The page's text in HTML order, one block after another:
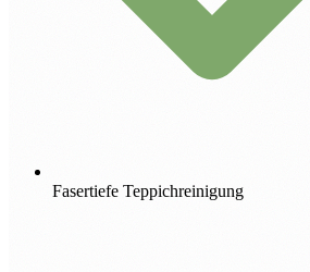
Fasertiefe Teppichreinigung